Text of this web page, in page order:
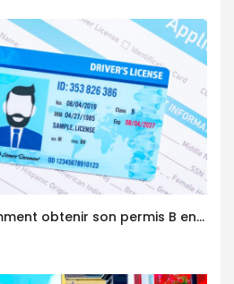
Permis accéléré : comment obtenir son permis B en moins d’un mois ?